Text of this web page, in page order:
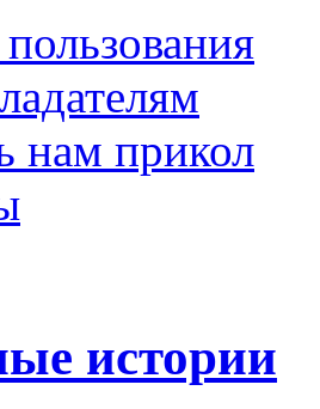
нам прикол
истории